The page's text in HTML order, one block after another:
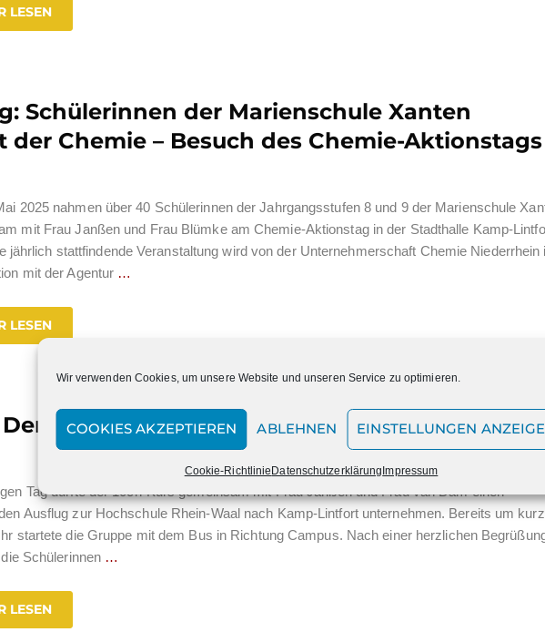
Wir verwenden Cookies, um unsere Website und unseren Service zu optimieren.
COOKIES AKZEPTIEREN ABLEHNEN EINSTELLUNGEN
Cookie-RichtlinieDatenschutzerklärungImpressum
LESEN
Schülerinnen der Marienschule Xanten
Chemie – Besuch des Chemie-Aktionstags
2025 nahmen über 40 Schülerinnen der Jahrgangsstufen 8 und 9 der Marienschule
mit Frau Janßen und Frau Blümke am Chemie-Aktionstag in der Stadthalle Kamp-
jährlich stattfindende Veranstaltung wird von der Unternehmerschaft Chemie Niederrhein
mit der Agentur …
LESEN
10ch-Kurs im FabLab der Hochschule
Tag durfte der 10ch-Kurs gemeinsam mit Frau Janßen und Frau van Dam einen
Ausflug zur Hochschule Rhein-Waal nach Kamp-Lintfort unternehmen. Bereits um kurz
startete die Gruppe mit dem Bus in Richtung Campus. Nach einer herzlichen
Schülerinnen …
LESEN